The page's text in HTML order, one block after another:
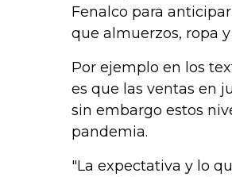
Fenalco para
que almuerzos, ropa
Por ejemplo en los
es que las ventas en
sin embargo estos
pandemia.
"La expectativa y lo